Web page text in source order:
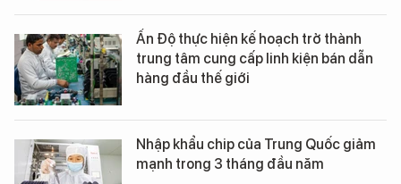
Ấn Độ thực hiện kế hoạch trở thành
trung tâm cung cấp linh kiện bán dẫn
hàng đầu thế giới
Nhập khẩu chip của Trung Quốc giảm
mạnh trong 3 tháng đầu năm